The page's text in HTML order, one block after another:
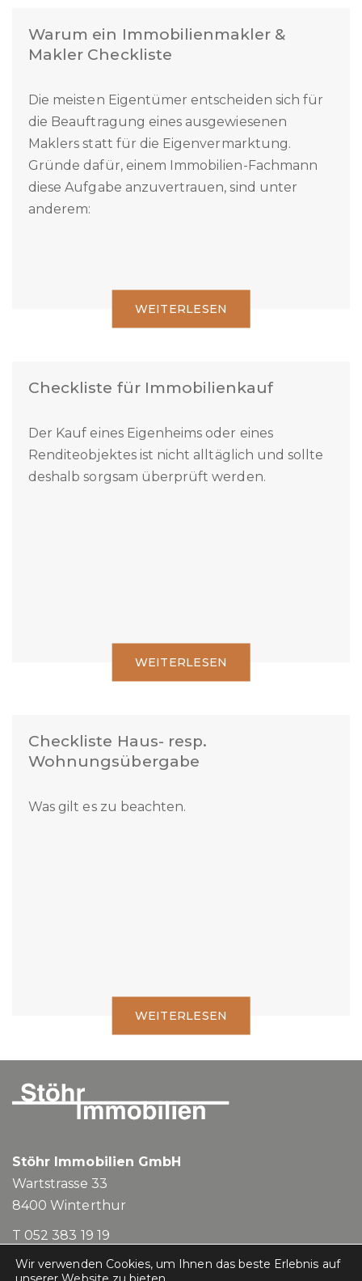
Warum ein Immobilienmakler &
Die meisten Eigentümer entscheiden sich für
die Beauftragung eines ausgewiesenen
Maklers statt für die Eigenvermarktung.
Gründe dafür, einem Immobilien-Fachmann
diese Aufgabe anzuvertrauen, sind unter
Der Kauf eines Eigenheims oder eines
Renditeobjektes ist nicht alltäglich und sollte
Checkliste Haus- resp.
Wohnungsübergabe
Stöhr Immobilien GmbH
Wartstrasse 33
T 052 383 19 19
mail@stoehr-immobilien.ch
Wir verwenden Cookies, um Ihnen das beste Erlebnis auf